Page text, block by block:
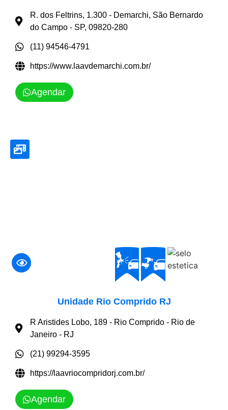
R. dos Feltrins, 1.300 - Demarchi, São Bernardo
do Campo - SP, 09820-280
(11) 94546-4791
https://www.laavdemarchi.com.br/
Agendar
Unidade Rio Comprido RJ
R Aristides Lobo, 189 - Rio Comprido - Rio de
Janeiro - RJ
(21) 99294-3595
https://laavriocompridorj.com.br/
Agendar